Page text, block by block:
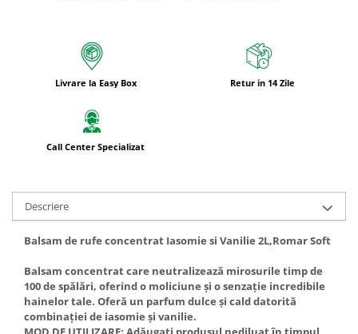
frigider/congelator
Saci si manusi menaj, folii
alimentare si hartie de copt
Mopuri,seturi cu mop si accesorii
Maturi,farase si galeti simple/cu
mopuri
Raclete si perii diverse suprafete
zona sanitara
Accesorii pentru casa
Articole si accesorii pentru haine si
Livrare la Easy Box Retur in 14 Zile
Call Center Specializat
Descriere
Balsam de rufe concentrat Iasomie si Vanilie 2L,Romar Soft
Balsam concentrat care neutralizează mirosurile timp de
100 de spălări, oferind o moliciune și o senzație incredibile
hainelor tale. Oferă un parfum dulce și cald datorită
combinației de iasomie și vanilie.